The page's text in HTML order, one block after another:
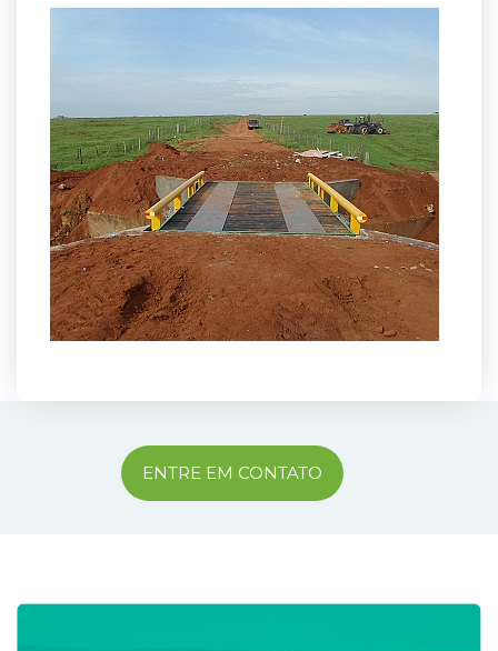
ENTRE EM CONTATO